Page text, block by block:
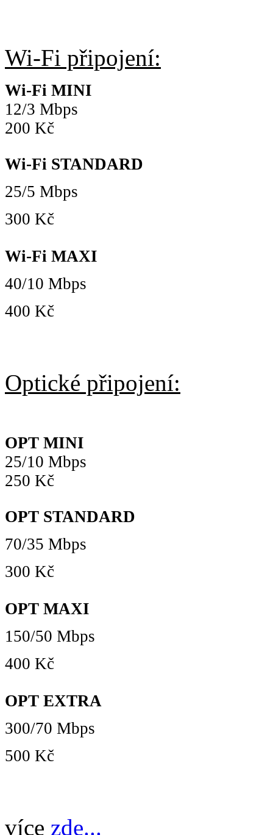
Wi-Fi připojení:
Wi-Fi MINI
12/3 Mbps
200 Kč
Wi-Fi STANDARD
25/5 Mbps
300 Kč
Wi-Fi MAXI
40/10 Mbps
400 Kč
Optické připojení:
OPT MINI
25/10 Mbps
250 Kč
OPT STANDARD
70/35 Mbps
300 Kč
OPT MAXI
150/50 Mbps
400 Kč
OPT EXTRA
300/70 Mbps
500 Kč
více zde...